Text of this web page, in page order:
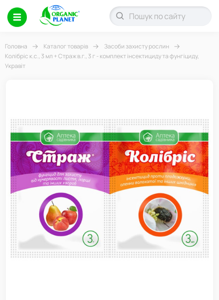
Головна Каталог товарів
Засоби захисту рослин
Колібріс к.с., 3 мл + Страж в.г., 3 г - комплект інсектициду та фунгіциду,
Укравіт